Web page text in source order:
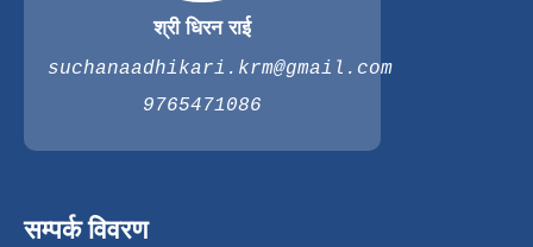
श्री धिरन राई
suchanaadhikari.krm@gmail.com
9765471086
सम्पर्क विवरण